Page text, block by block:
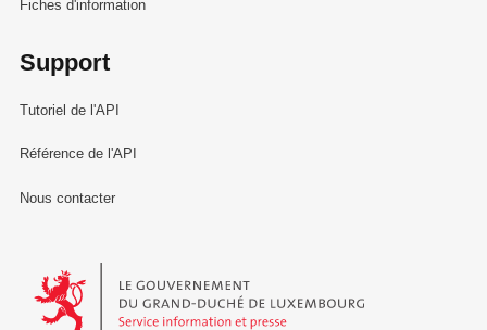
Fiches d'information
Support
Tutoriel de l'API
Référence de l'API
Nous contacter
Le Gouvernement du Grand-Duché de Luxembourg - Service